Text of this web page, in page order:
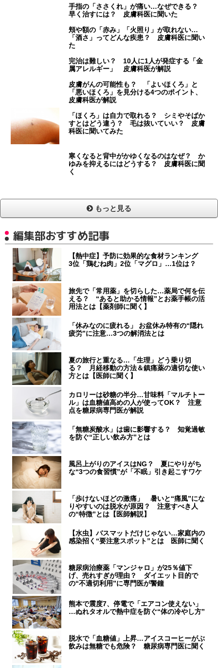
手指の「ささくれ」が痛い…なぜできる？
早く治すには？ 皮膚科医に聞いた
頬や額の「赤み」「火照り」が取れない…
「酒さ」ってどんな疾患？ 皮膚科医に聞い
た
完治は難しい？ 10人に1人が発症する「金
属アレルギー」 皮膚科医が解説
皮膚がんの可能性も？ 「よいほくろ」と
「悪いほくろ」を見分ける4つのポイント、
皮膚科医が解説
「ほくろ」は自力で取れる？ シミやそばか
すとはどう違う？ 毛は抜いていい？ 皮膚
科医に聞いてみた
寒くなると背中がかゆくなるのはなぜ？ か
ゆみを抑えるにはどうする？ 皮膚科医に聞
く
もっと見る
編集部おすすめ記事
【熱中症】予防に効果的な食材ランキング
3位「鶏むね肉」2位「マグロ」…1位は？
旅先で「常用薬」を切らした…薬局で何を伝
える？ “あると助かる情報”とお薬手帳の活
用法とは【薬剤師に聞く】
「休みなのに疲れる」 お盆休み特有の“隠れ
疲労”に注意…3つの解消法とは
夏の旅行と重なる…「生理」どう乗り切
る？ 月経移動の方法＆鎮痛薬の適切な使い
方とは【医師に聞く】
カロリーは砂糖の半分…甘味料「マルチトー
ル」は血糖値高めの人が使ってOK？ 注意
点を糖尿病専門医が解説
「無糖炭酸水」は歯に影響する？ 知覚過敏
を防ぐ“正しい飲み方”とは
風呂上がりのアイスはNG？ 夏にやりがち
な“3つの食習慣”が「不眠」引き起こすワケ
「歩けないほどの激痛」 暑いと“痛風”にな
りやすいのは脱水が原因？ 注意すべき人
の“特徴”とは【医師解説】
【水虫】バスマットだけじゃない…家庭内の
感染招く“要注意スポット”とは 医師に聞く
糖尿病治療薬「マンジャロ」が25％値下
げ、売れすぎが理由？ ダイエット目的で
の“不適切利用”に専門医が警鐘
熊本で震度7、停電で「エアコン使えない」
…ぬれタオルで熱中症を防ぐ“体の冷やし方”
脱水で「血糖値」上昇…アイスコーヒーがぶ
飲みは無糖でも危険？ 糖尿病専門医に聞く